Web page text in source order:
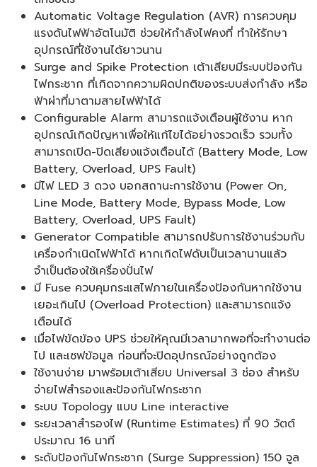
Automatic Voltage Regulation (AVR) การควบคุม
แรงดันไฟฟ้าอัตโนมัติ ช่วยให้กำลังไฟคงที่ ทำให้รักษา
อุปกรณ์ที่ใช้งานได้ยาวนาน
Surge and Spike Protection เต้าเสียบมีระบบป้องกัน
ไฟกระชาก ที่เกิดจากความผิดปกติของระบบส่งกำลัง หรือ
ฟ้าผ่าที่มาตามสายไฟฟ้าได้
Configurable Alarm สามารถแจ้งเตือนผู้ใช้งาน หาก
อุปกรณ์เกิดปัญหาเพื่อให้แก้ไขได้อย่างรวดเร็ว รวมทั้ง
สามารถเปิด-ปิดเสียงแจ้งเตือนได้ (Battery Mode, Low
Battery, Overload, UPS Fault)
มีไฟ LED 3 ดวง บอกสถานะการใช้งาน (Power On,
Line Mode, Battery Mode, Bypass Mode, Low
Battery, Overload, UPS Fault)
Generator Compatible สามารถปรับการใช้งานร่วมกับ
เครื่องกำเนิดไฟฟ้าได้ หากเกิดไฟดับเป็นเวลานานแล้ว
จำเป็นต้องใช้เครื่องปั่นไฟ
มี Fuse ควบคุมกระแสไฟภายในเครื่องป้องกันหากใช้งาน
เยอะเกินไป (Overload Protection) และสามารถแจ้ง
เตือนได้
เมื่อไฟขัดข้อง UPS ช่วยให้คุณมีเวลามากพอที่จะทำงานต่อ
ไป และเซฟข้อมูล ก่อนที่จะปิดอุปกรณ์อย่างถูกต้อง
ใช้งานง่าย มาพร้อมเต้าเสียบ Universal 3 ช่อง สำหรับ
จ่ายไฟสำรองและป้องกันไฟกระชาก
ระบบ Topology แบบ Line interactive
ระยะเวลาสำรองไฟ (Runtime Estimates) ที่ 90 วัตต์
ประมาณ 16 นาที
ระดับป้องกันไฟกระชาก (Surge Suppression) 150 จูล